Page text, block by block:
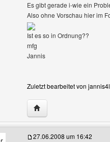
Es gibt gerade i-wie ein
Also ohne Vorschau hier im
Ist es so in Ordnung??
mfg
Jannis
Zuletzt bearbeitet von
Website dieses
27.06.2008 um 16:42